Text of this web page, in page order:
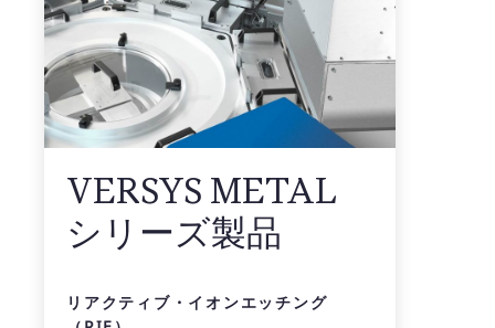
VERSYS METAL
シリーズ製品
リアクティブ・イオンエッチング